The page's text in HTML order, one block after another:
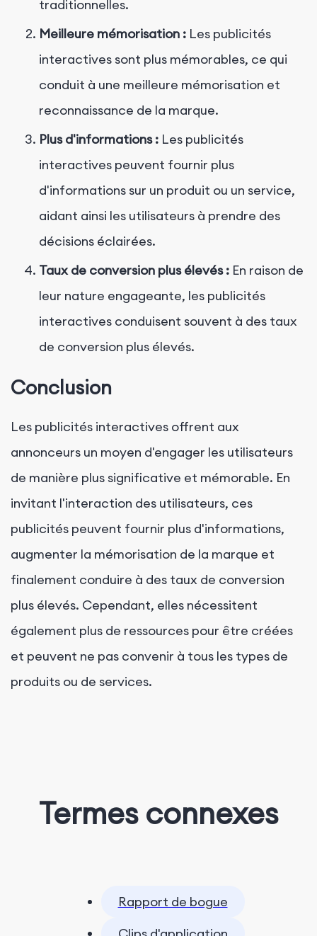
traditionnelles.
Meilleure mémorisation : Les publicités
interactives sont plus mémorables, ce qui
conduit à une meilleure mémorisation et
reconnaissance de la marque.
Plus d'informations : Les publicités
interactives peuvent fournir plus
d'informations sur un produit ou un service,
aidant ainsi les utilisateurs à prendre des
décisions éclairées.
Taux de conversion plus élevés : En raison de
leur nature engageante, les publicités
interactives conduisent souvent à des taux
de conversion plus élevés.
Conclusion
Les publicités interactives offrent aux
annonceurs un moyen d'engager les utilisateurs
de manière plus significative et mémorable. En
invitant l'interaction des utilisateurs, ces
publicités peuvent fournir plus d'informations,
augmenter la mémorisation de la marque et
finalement conduire à des taux de conversion
plus élevés. Cependant, elles nécessitent
également plus de ressources pour être créées
et peuvent ne pas convenir à tous les types de
produits ou de services.
Termes connexes
Rapport de bogue